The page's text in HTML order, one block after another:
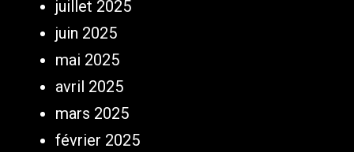
juillet 2025
juin 2025
mai 2025
avril 2025
mars 2025
février 2025